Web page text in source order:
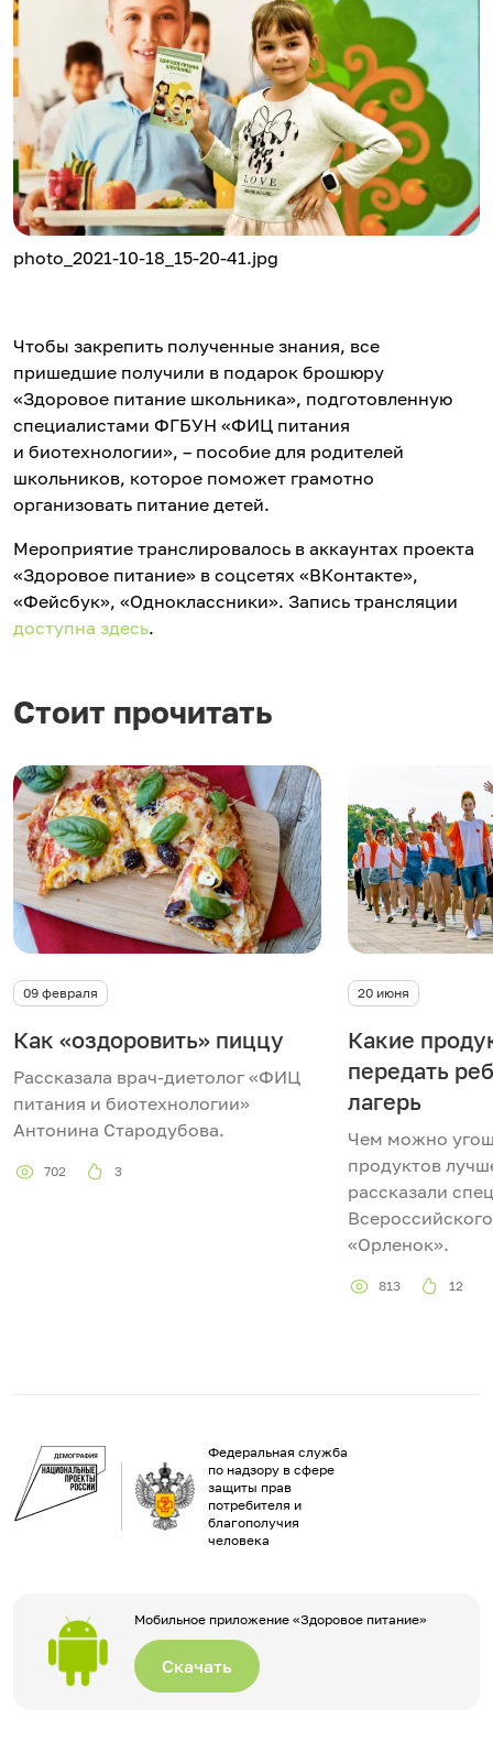
photo_2021-10-18_15-20-41.jpg
Чтобы закрепить полученные знания, все
пришедшие получили в подарок брошюру
«Здоровое питание школьника», подготовленную
специалистами ФГБУН «ФИЦ питания
и биотехнологии», – пособие для родителей
школьников, которое поможет грамотно
организовать питание детей.
Мероприятие транслировалось в аккаунтах проекта
«Здоровое питание» в соцсетях «ВКонтакте»,
«Фейсбук», «Одноклассники». Запись трансляции
доступна здесь.
Стоит прочитать
09 февраля
Как «оздоровить» пиццу
Рассказала врач-диетолог «ФИЦ
питания и биотехнологии»
Антонина Стародубова.
702 3
20 июня
Какие
передать
лагерь
Чем можно
продуктов
рассказали
«Орленок».
813 12
Федеральная служба
по надзору в сфере
защиты прав
потребителя и
благополучия
человека
Мобильное приложение «Здоровое питание»
Скачать